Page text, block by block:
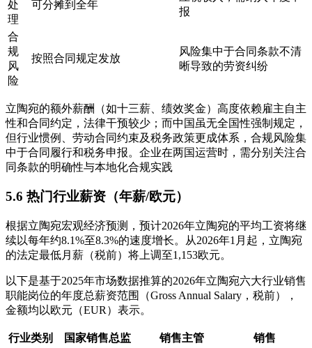
处
理
可分摊到全年
报
合
规
风
险
按照合同规定发放
风险集中于合同条款不清
晰导致的劳资纠纷
立陶宛的额外薪酬（如十三薪、绩效奖金）高度依赖雇主自主
性和合同约定，法律干预较少；而中国虽无全国性强制规定，
但行业惯例、劳动合同约束及税务政策更成体系，合规风险集
中于合同履行和税务申报。企业在两国运营时，需分别关注合
同条款的明确性与本地化合规实践
5.6 热门行业薪资（年薪/欧元）
根据立陶宛宏观经济预测，预计2026年立陶宛的平均工资将继
续以每年约8.1%至8.3%的速度增长。从2026年1月起，立陶宛
的法定最低月薪（税前）将上调至1,153欧元。
以下是基于2025年市场数据推算的2026年立陶宛六大行业销售
职能岗位的年度总薪资范围（Gross Annual Salary，税前），
金额均以欧元（EUR）表示。
行业类别 国家销售总监 销售主管
销售